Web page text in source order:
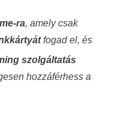
ra, amely csak
fogad el, és
szolgáltatás
hozzáférhess a